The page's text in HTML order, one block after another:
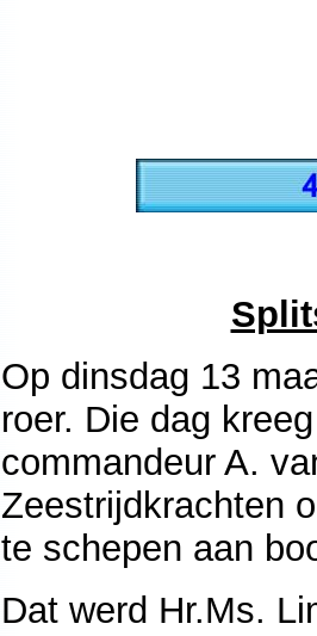
Op dinsdag 13
roer. Die dag
commandeur A.
Zeestrijdkrachten
te schepen aan
Dat werd Hr.Ms.